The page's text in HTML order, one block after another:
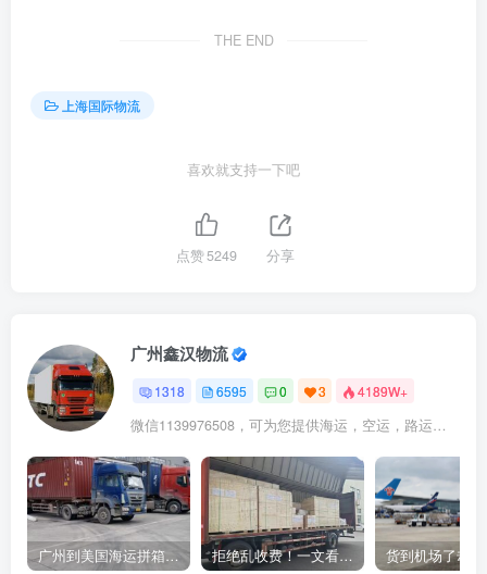
THE END
上海国际物流
喜欢就支持一下吧
点赞5249 分享
广州鑫汉物流
1318 6595 0 3 4189W+
微信1139976508，可为您提供海运，空运，路运，铁路运输
广州到美国海运拼箱多少钱？2024年最新运费构成+隐藏费用避坑指南 拒绝乱收费！一文看懂中国货代计费套路，教你避开所有隐形坑